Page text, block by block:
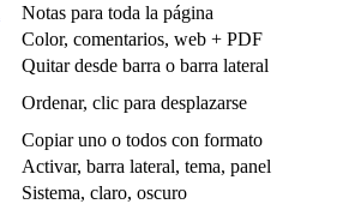
Notas para toda la página
Color, comentarios, web + PDF
Quitar desde barra o barra lateral
Ordenar, clic para desplazarse
Copiar uno o todos con formato
Activar, barra lateral, tema, panel
Sistema, claro, oscuro